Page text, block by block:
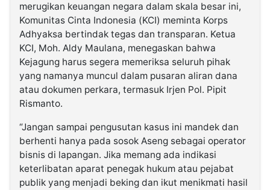
merugikan keuangan negara dalam skala besar ini,
Komunitas Cinta Indonesia (KCI) meminta Korps
Adhyaksa bertindak tegas dan transparan. Ketua
KCI, Moh. Aldy Maulana, menegaskan bahwa
Kejagung harus segera memeriksa seluruh pihak
yang namanya muncul dalam pusaran aliran dana
atau dokumen perkara, termasuk Irjen Pol. Pipit
Rismanto.
“Jangan sampai pengusutan kasus ini mandek dan
berhenti hanya pada sosok Aseng sebagai operator
bisnis di lapangan. Jika memang ada indikasi
keterlibatan aparat penegak hukum atau pejabat
publik yang menjadi beking dan ikut menikmati hasil